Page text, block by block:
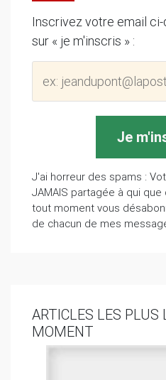
Inscrivez votre email
sur « je m'inscris » :
J'ai horreur des spams :
JAMAIS partagée à qui
tout moment vous
de chacun de mes
ARTICLES LES PLUS
MOMENT